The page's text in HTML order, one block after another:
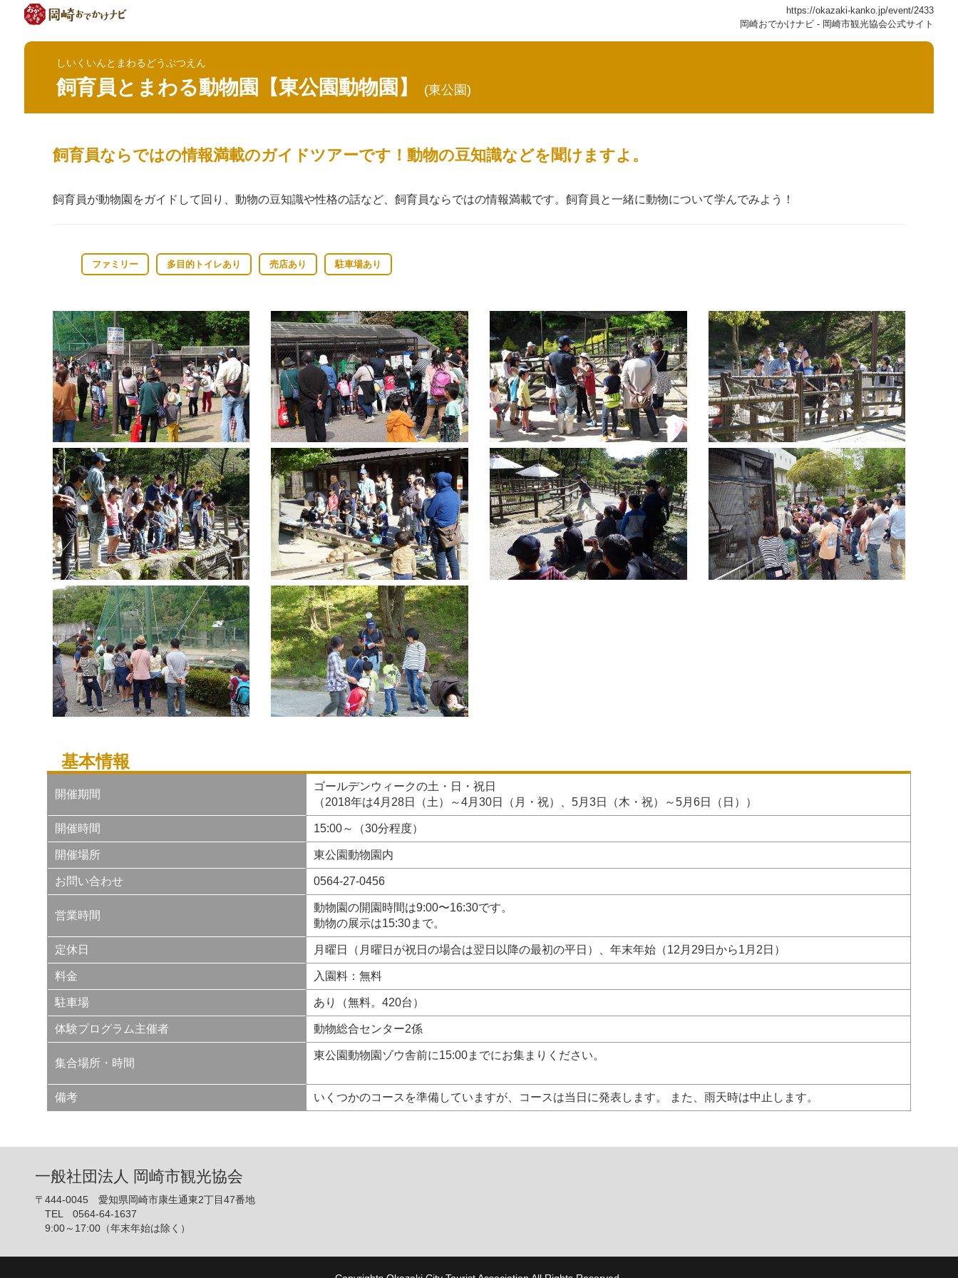
https://okazaki-kanko.jp/event/2433
岡崎おでかけナビ - 岡崎市観光協会公式サイト
しいくいんとまわるどうぶつえん
飼育員とまわる動物園【東公園動物園】 (東公園)
飼育員ならではの情報満載のガイドツアーです！動物の豆知識などを聞けますよ。
飼育員が動物園をガイドして回り、動物の豆知識や性格の話など、飼育員ならではの情報満載です。飼育員と一緒に動物について学んでみよう！
ファミリー 多目的トイレあり 売店あり 駐車場あり
基本情報
開催期間
ゴールデンウィークの土・日・祝日
（2018年は4月28日（土）～4月30日（月・祝）、5月3日（木・祝）～5月6日（日））
開催時間 15:00～（30分程度）
開催場所 東公園動物園内
お問い合わせ 0564-27-0456
営業時間
動物園の開園時間は9:00〜16:30です。
動物の展示は15:30まで。
定休日 月曜日（月曜日が祝日の場合は翌日以降の最初の平日）、年末年始（12月29日から1月2日）
料金 入園料：無料
駐車場 あり（無料。420台）
体験プログラム主催者 動物総合センター2係
集合場所・時間
東公園動物園ゾウ舎前に15:00までにお集まりください。
備考 いくつかのコースを準備していますが、コースは当日に発表します。 また、雨天時は中止します。
一般社団法人 岡崎市観光協会
〒444-0045 愛知県岡崎市康生通東2丁目47番地
TEL 0564-64-1637
9:00～17:00（年末年始は除く）